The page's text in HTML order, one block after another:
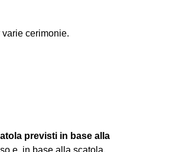
cerimonie.
previsti in base alla
e, in base alla scatola,